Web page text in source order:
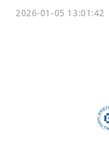
2026-01-05 13:01:42